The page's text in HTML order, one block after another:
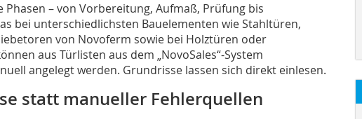
– von Vorbereitung, Aufmaß, Prüfung bis
bei unterschiedlichsten Bauelementen wie Stahltüren,
von Novoferm sowie bei Holztüren oder
aus Türlisten aus dem „NovoSales“-System
angelegt werden. Grundrisse lassen sich direkt einlesen.
statt manueller Fehlerquellen